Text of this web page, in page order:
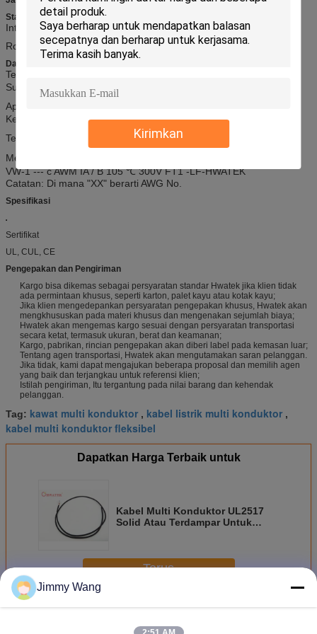
Kirimkan
Standar
Internasional: UL758, UL1581, UL2556
RoHS, REACH Compliant,
Data teknis
Tegangan terukur:
Suhu Terukur: -40
℃ -105
Api: VW-1, FT1, FT2
Ketahanan minyak: 60 ℃ atau 80 ℃ Minyak
Tes tegangan menahan: AC 2.0kV / 1 mnt
Mencetak: E258652
VW-1 --- c AWM IA / B 105 ℃ 300V FT1 -LF-HWATEK
Catatan: Di mana "XX" berarti AWG No.
Spesifikasi
Sertifikat
UL, CUL, CE
Pengepakan dan Pengiriman
Kargo bisa dikemas sebagai persyaratan standar Hwatek jika klien tidak
ada permintaan khusus, seperti karton, palet kayu atau kotak kayu;
Jika klien mengedepankan persyaratan pengepakan khusus, Hwatek akan
mengkhususkan pada materi khusus dan mengenakan sejumlah biaya;
Hwatek akan mengemas kargo sesuai dengan persyaratan transportasi
secara ketat, termasuk ukuran, berat dan keamanan;
Kargo, pabrikan, rincian pengepakan akan diberi label pada kemasan luar;
Tentang agen transportasi, Hwatek akan mengutamakan saran pelanggan.
Jika tidak, kami dapat mengajukan beberapa proposal dan memilih agen
yang baik dan terjangkau untuk referensi klien;
Istilah pengiriman, Itu tergantung pada nilai barang dan kehendak
pelanggan.
Tag: kawat multi konduktor , kabel listrik multi konduktor ,
kabel multi konduktor fleksibel
Dapatkan Harga Terbaik untuk
Kabel Multi Konduktor UL2517
Solid Atau Terdampar Untuk
Terus
LebihKabel Multi Konduktor
Jimmy Wang